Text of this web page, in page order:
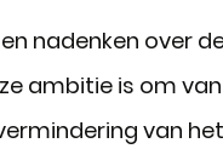
nadenken over
ambitie is om
van